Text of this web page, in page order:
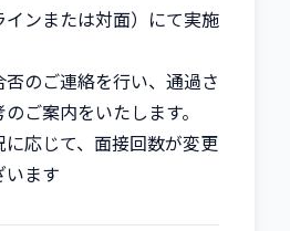
ンまたは対面）にて実施
のご連絡を行い、通過さ
ご案内をいたします。
応じて、面接回数が変更
います